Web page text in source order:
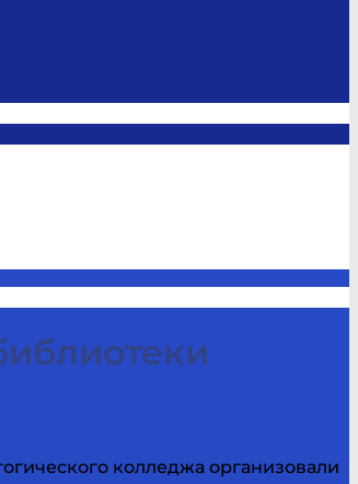
колледжа организовали